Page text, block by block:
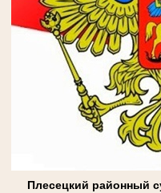
Плесецкий районный